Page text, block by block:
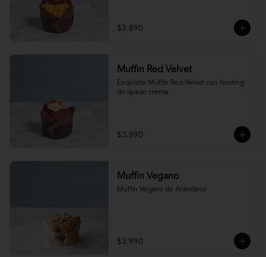
$3.890
Muffin Red Velvet
Exquisito Muffin Red Velvet con frosting
de queso crema.
$3.890
Muffin Vegano
Muffin Vegano de Arándano
$3.990